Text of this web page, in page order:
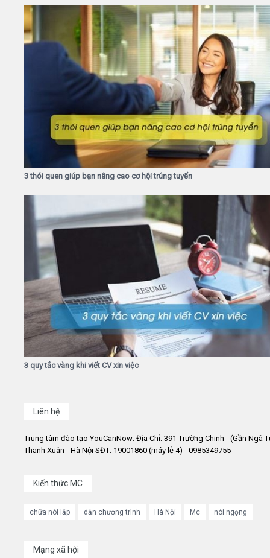
3 thói quen giúp bạn nâng cao cơ hội trúng tuyển
3 quy tắc vàng khi viết CV xin việc
Liên hệ
Trung tâm đào tạo YouCanNow: Địa Chỉ: 391 Trường Chinh - (Gần Ngã
Thanh Xuân - Hà Nội SĐT: 19001860 (máy lẻ 4) - 0985349755
Kiến thức MC
chữa nói lắp dẫn chương trình Hà Nội Mc nói ngọng
Mạng xã hội